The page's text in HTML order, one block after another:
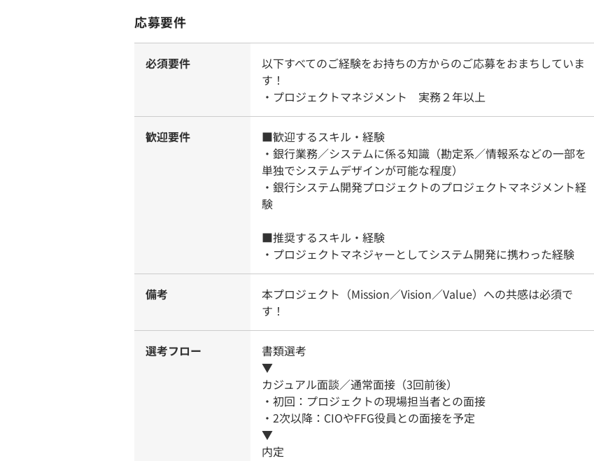
応募要件
必須要件
以下すべてのご経験をお持ちの方からのご応募をおまちしていま
す！
・プロジェクトマネジメント 実務２年以上
歓迎要件
■歓迎するスキル・経験
・銀行業務／システムに係る知識（勘定系／情報系などの一部を
単独でシステムデザインが可能な程度）
・銀行システム開発プロジェクトのプロジェクトマネジメント経
験
■推奨するスキル・経験
・プロジェクトマネジャーとしてシステム開発に携わった経験
備考
本プロジェクト（Mission／Vision／Value）への共感は必須で
す！
選考フロー
書類選考
▼
カジュアル面談／通常面接（3回前後）
・初回：プロジェクトの現場担当者との面接
・2次以降：CIOやFFG役員との面接を予定
▼
内定